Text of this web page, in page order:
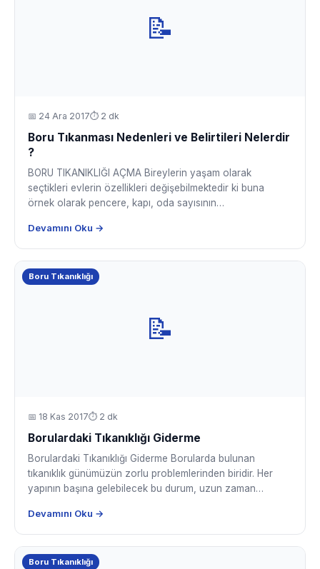
📝
📅 24 Ara 2017⏱ 2 dk
Boru Tıkanması Nedenleri ve Belirtileri Nelerdir
?
BORU TIKANIKLIĞI AÇMA Bireylerin yaşam olarak
seçtikleri evlerin özellikleri değişebilmektedir ki buna
örnek olarak pencere, kapı, oda sayısının…
Devamını Oku →
📝
Boru Tıkanıklığı
📅 18 Kas 2017⏱ 2 dk
Borulardaki Tıkanıklığı Giderme
Borulardaki Tıkanıklığı Giderme Borularda bulunan
tıkanıklık günümüzün zorlu problemlerinden biridir. Her
yapının başına gelebilecek bu durum, uzun zaman…
Devamını Oku →
Boru Tıkanıklığı